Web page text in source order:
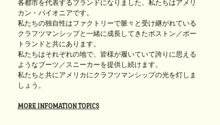
各都市を代表するブランドになりました。私たちはアメリ
カン・パイオニアです。
私たちの独自性はファクトリーで脈々と受け継がれている
クラフツマンシップと一緒に成長してきたボストン／ポー
トランドと共にあります。
私たちはそれぞれの地で、皆様が履いていて誇りに思える
ようなブーツ／スニーカーを提供し続けます。
私たちと共にアメリカにクラフツマンシップの光を灯しま
しょう。
MORE INFOMATION TOPICS